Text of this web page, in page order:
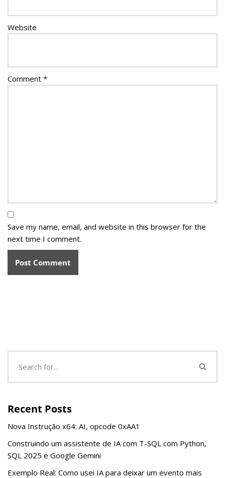
Website
Comment *
Save my name, email, and website in this browser for the
next time I comment.
Recent Posts
Nova Instrução x64: AI, opcode 0xAA1
Construindo um assistente de IA com T-SQL com Python,
SQL 2025 e Google Gemini
Exemplo Real: Como usei IA para deixar um evento mais